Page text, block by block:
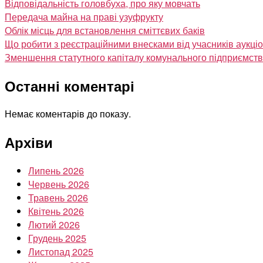
Відповідальність головбуха, про яку мовчать
Передача майна на праві узуфрукту
Облік місць для встановлення сміттєвих баків
Що робити з реєстраційними внесками від учасників
Зменшення статутного капіталу комунального
Останні коментарі
Немає коментарів до показу.
Архіви
Липень 2026
Червень 2026
Травень 2026
Квітень 2026
Лютий 2026
Грудень 2025
Листопад 2025